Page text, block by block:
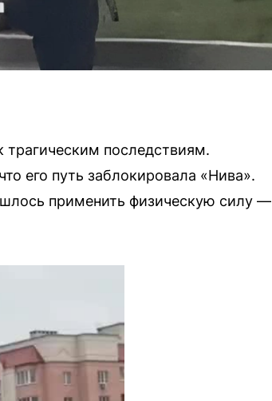
последствиям.
его путь заблокировала «Нива».
применить физическую силу —